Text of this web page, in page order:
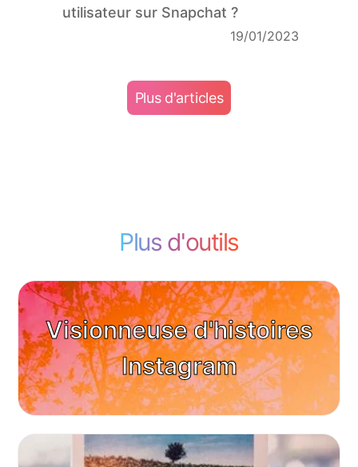
utilisateur sur Snapchat ?
19/01/2023
Plus d'articles
Plus d'outils
Visionneuse d'histoires
Instagram